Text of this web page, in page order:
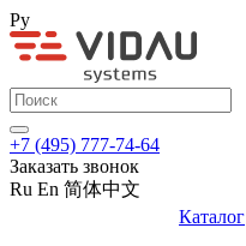
Ру
+7 (495) 777-74-64
Заказать звонок
Ru En 简体中文
Каталог